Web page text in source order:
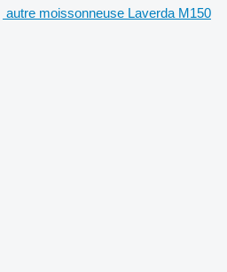
autre moissonneuse Laverda M150